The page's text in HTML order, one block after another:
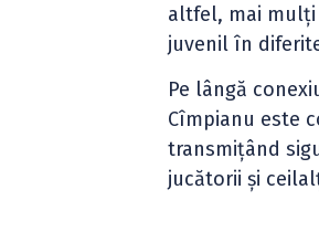
altfel, mai mulți
juvenil în
Pe lângă
Cîmpianu este
transmițând
jucătorii și